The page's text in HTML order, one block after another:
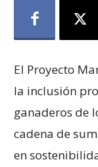
El Proyecto
la inclusión
ganaderos de
cadena de
en